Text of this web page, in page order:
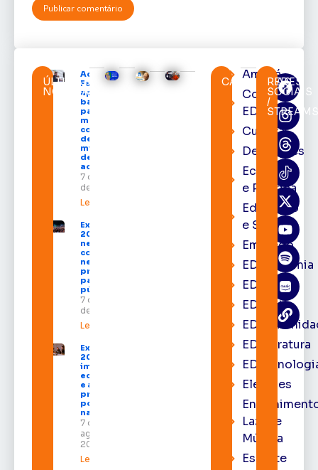
ÚLTIMAS
NOTÍCIAS
Acácio
Favacho
apresenta
balanço
parcial do
mandato
com mais
de R$ 668
milhões
destinados
ao Amapá
7 de agosto
de 2026
Leia mais »
Expofeira
2026 começa
neste sábado
com shows,
negócios e
programação
para todos os
públicos
7 de agosto
de 2026
Leia mais »
Expofeira
2026
impulsiona
economia
e aumenta
procura
por hotéis
na capital
7 de
agosto de
2026
Leia mais »
CATEGORIAS
Amapá
Cortes
EDcast
Cultura
Destaques
Economia
e Política
Educação
e Saúde
Emprego
EDacademia
EDbrasília
EDcast
EDliteratura
Eleições
Lazer e
Música
Esporte
REDES
SOCIAIS
/
STREAMS